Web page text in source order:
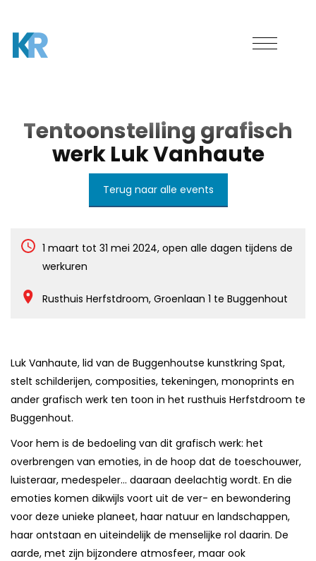
Tentoonstelling grafisch
werk Luk Vanhaute
Terug naar alle events
1 maart tot 31 mei 2024, open alle dagen tijdens de
werkuren
Rusthuis Herfstdroom, Groenlaan 1 te Buggenhout
Luk Vanhaute, lid van de Buggenhoutse kunstkring Spat,
stelt schilderijen, composities, tekeningen, monoprints en
ander grafisch werk ten toon in het rusthuis Herfstdroom te
Buggenhout.
Voor hem is de bedoeling van dit grafisch werk: het
overbrengen van emoties, in de hoop dat de toeschouwer,
luisteraar, medespeler… daaraan deelachtig wordt. En die
emoties komen dikwijls voort uit de ver- en bewondering
voor deze unieke planeet, haar natuur en landschappen,
haar ontstaan en uiteindelijk de menselijke rol daarin. De
aarde, met zijn bijzondere atmosfeer, maar ook